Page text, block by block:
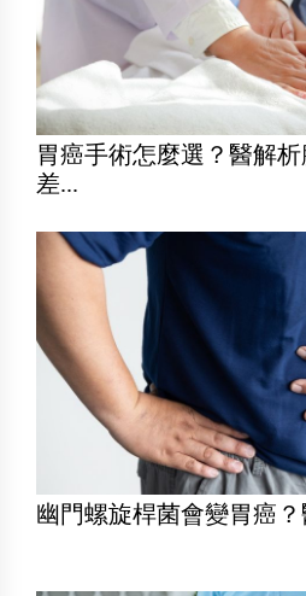
胃癌手術怎麼選？醫解
差...
幽門螺旋桿菌會變胃癌